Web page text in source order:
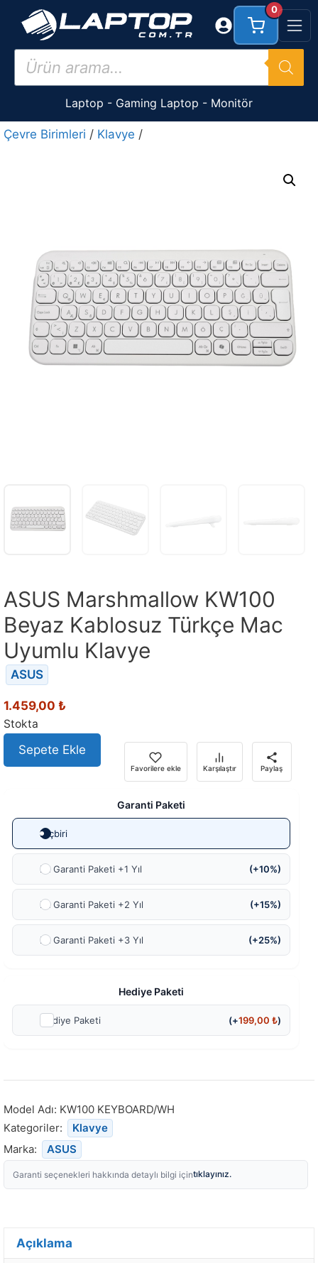
İçeriğe
Products
search
Laptop - Gaming Laptop - Monitör
0
Çevre Birimleri / Klavye /
ASUS Marshmallow KW100
Beyaz Kablosuz Türkçe Mac
Uyumlu Klavye
ASUS
1.459,00 ₺
Stokta
Sepete Ekle
Favorilere ekle Karşılaştır Paylaş
Garanti Paketi
Hiçbiri
Ek Garanti Paketi +1 Yıl (+10%)
Ek Garanti Paketi +2 Yıl (+15%)
Ek Garanti Paketi +3 Yıl (+25%)
Hediye Paketi
Hediye Paketi (+199,00₺)
Model Adı: KW100 KEYBOARD/WH
Kategoriler:
Klavye
Marka:
ASUS
Garanti seçenekleri hakkında detaylı bilgi içintıklayınız.
Açıklama